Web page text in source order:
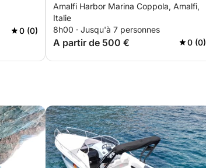
0 (0)
Amalfi Harbor Marina Coppola, Amalfi,
Italie
8h00 · Jusqu'à 7 personnes
A partir de 500 € 0 (0)